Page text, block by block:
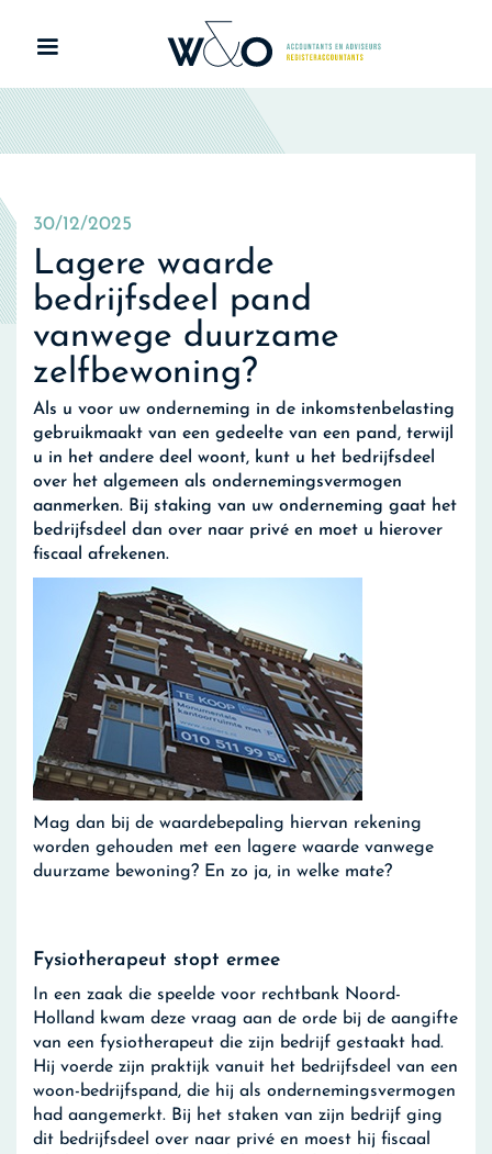
30/12/2025
Lagere waarde
bedrijfsdeel pand
vanwege duurzame
zelfbewoning?
Als u voor uw onderneming in de inkomstenbelasting
gebruikmaakt van een gedeelte van een pand, terwijl
u in het andere deel woont, kunt u het bedrijfsdeel
over het algemeen als ondernemingsvermogen
aanmerken. Bij staking van uw onderneming gaat het
bedrijfsdeel dan over naar privé en moet u hierover
fiscaal afrekenen.
Mag dan bij de waardebepaling hiervan rekening
worden gehouden met een lagere waarde vanwege
duurzame bewoning? En zo ja, in welke mate?
Fysiotherapeut stopt ermee
In een zaak die speelde voor rechtbank Noord-
Holland kwam deze vraag aan de orde bij de aangifte
van een fysiotherapeut die zijn bedrijf gestaakt had.
Hij voerde zijn praktijk vanuit het bedrijfsdeel van een
woon-bedrijfspand, die hij als ondernemingsvermogen
had aangemerkt. Bij het staken van zijn bedrijf ging
dit bedrijfsdeel over naar privé en moest hij fiscaal